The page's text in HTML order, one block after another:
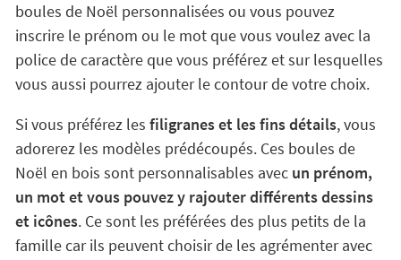
boules de Noël personnalisées ou vous pouvez
inscrire le prénom ou le mot que vous voulez avec la
police de caractère que vous préférez et sur lesquelles
vous aussi pourrez ajouter le contour de votre choix.
Si vous préférez les filigranes et les fins détails, vous
adorerez les modèles prédécoupés. Ces boules de
Noël en bois sont personnalisables avec un prénom,
un mot et vous pouvez y rajouter différents dessins
et icônes. Ce sont les préférées des plus petits de la
famille car ils peuvent choisir de les agrémenter avec